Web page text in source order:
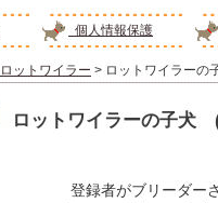
個人情報保護
ロットワイラー > ロットワイラーの
ロットワイラーの子犬
登録者がブリーダー